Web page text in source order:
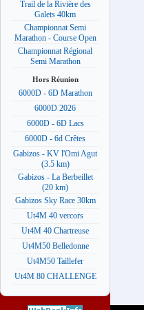
Trail de la Rivière des
Galets 40km
Championnat Semi
Marathon - Course Open
Championnat Régional
Semi Marathon
Hors Réunion
6000D - 6D Marathon
6000D 2026
6000D - 6D Lacs
6000D - 6d Crêtes
Gabizos - KV l'Omi Agut
(3.5 km)
Gabizos - La Berbeillet
(20 km)
Gabizos Sky Race 30km
Ut4M 40 vercors
Ut4M 40 Chartreuse
Ut4M50 Belledonne
Ut4M50 Taillefer
Ut4M 80 CHALLENGE